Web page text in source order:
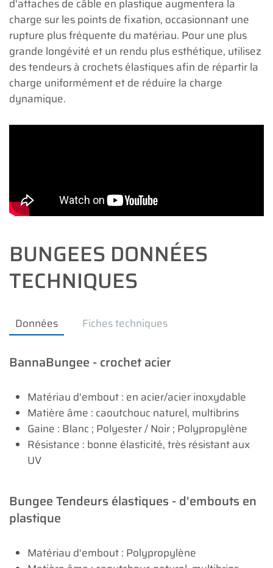
d'attaches de câble en plastique augmentera la
charge sur les points de fixation, occasionnant une
rupture plus fréquente du matériau. Pour une plus
grande longévité et un rendu plus esthétique, utilisez
des tendeurs à crochets élastiques afin de répartir la
charge uniformément et de réduire la charge
dynamique.
BUNGEES DONNÉES
TECHNIQUES
Données Fiches techniques
BannaBungee - crochet acier
Matériau d'embout : en acier/acier inoxydable
Matière âme : caoutchouc naturel, multibrins
Gaine : Blanc ; Polyester / Noir ; Polypropylène
Résistance : bonne élasticité, très résistant aux
UV
Bungee Tendeurs élastiques - d'embouts en
plastique
Matériau d'embout : Polypropylène